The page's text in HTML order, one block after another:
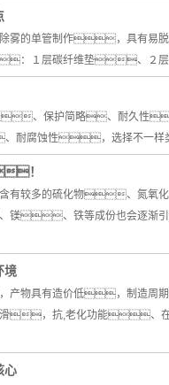
除雾的单管制作，具有
：１层碳纤维垫、２
、保护简略、耐久性
腐蚀性，选择不一样
！
有较多的硫化物、氮氧
、铁等成份也会逐渐
境
，产物具有造价低，制
，抗,老化功能、在
心